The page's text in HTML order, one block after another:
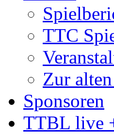
TTC
Zur
Sponsoren
TTBL live